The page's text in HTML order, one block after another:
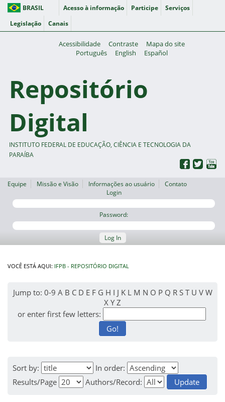
BRASIL Acesso à informação Participe
Serviços
Legislação
Canais
Acessibilidade Contraste
Mapa do site
Português
English Español
Repositório
Digital
INSTITUTO FEDERAL DE EDUCAÇÃO, CIÊNCIA E TECNOLOGIA DA
PARAÍBA
Equipe Missão e Visão Informações ao usuário
Contato
Login
Password:
Log In
VOCÊ ESTÁ AQUI: IFPB - REPOSITÓRIO DIGITAL
Jump to: 0-9 A B C D E F G H I J K L M N O P Q R S T U V W
X Y Z
or enter first few letters:
Sort by:
In order:
Results/Page
Authors/Record: